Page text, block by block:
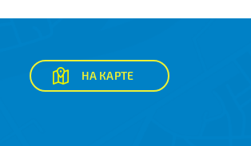
НА КАРТЕ